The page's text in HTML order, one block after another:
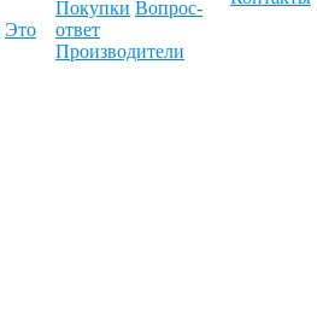
Это
Покупки Вопрос-
ответ
Производители